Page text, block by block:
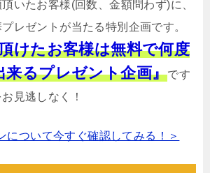
いたお客様(回数、金額問わず)に、
レゼントが当たる特別企画です。
けたお客様は無料で何度
来るプレゼント企画』です
見逃しなく！
について今すぐ確認してみる！＞